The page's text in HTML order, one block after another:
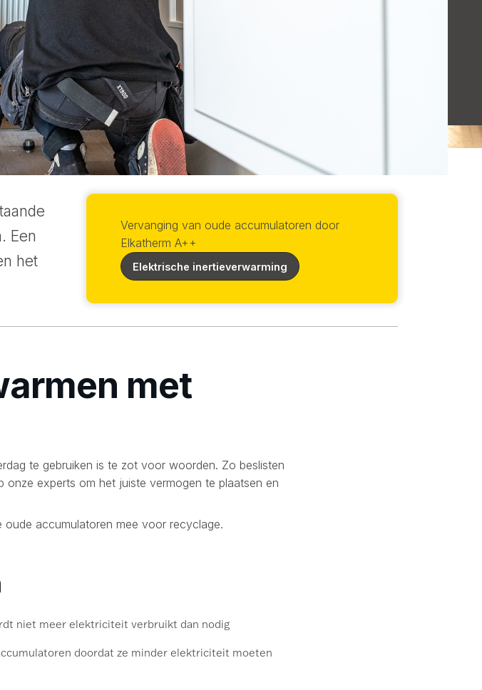
Een
het
Vervanging van oude accumulatoren door
Elkatherm A++
Elektrische inertieverwarming
met
te gebruiken is te zot voor woorden. Zo beslisten
experts om het juiste vermogen te plaatsen en
accumulatoren mee voor recyclage.
niet meer elektriciteit verbruikt dan nodig
doordat ze minder elektriciteit moeten